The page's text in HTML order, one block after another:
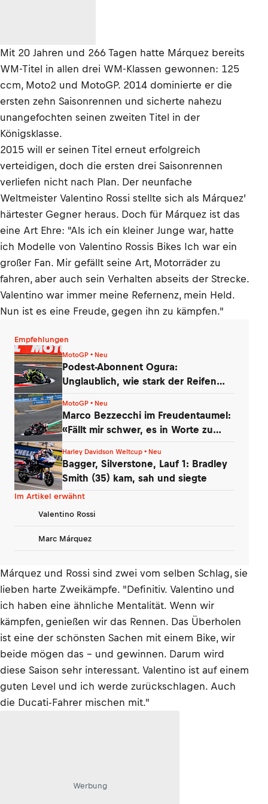
Mit 20 Jahren und 266 Tagen hatte Márquez bereits
WM-Titel in allen drei WM-Klassen gewonnen: 125
ccm, Moto2 und MotoGP. 2014 dominierte er die
ersten zehn Saisonrennen und sicherte nahezu
unangefochten seinen zweiten Titel in der
Königsklasse.
2015 will er seinen Titel erneut erfolgreich
verteidigen, doch die ersten drei Saisonrennen
verliefen nicht nach Plan. Der neunfache
Weltmeister Valentino Rossi stellte sich als Márquez’
härtester Gegner heraus. Doch für Márquez ist das
eine Art Ehre: "Als ich ein kleiner Junge war, hatte
ich Modelle von Valentino Rossis Bikes Ich war ein
großer Fan. Mir gefällt seine Art, Motorräder zu
fahren, aber auch sein Verhalten abseits der Strecke.
Valentino war immer meine Refernenz, mein Held.
Nun ist es eine Freude, gegen ihn zu kämpfen."
Empfehlungen
MotoGP • Neu
Podest-Abonnent Ogura:
Unglaublich, wie stark der Reifen
MotoGP • Neu
Marco Bezzecchi im Freudentaumel:
«Fällt mir schwer, es in Worte zu
Harley Davidson Weltcup • Neu
Bagger, Silverstone, Lauf 1: Bradley
Smith (35) kam, sah und siegte
Im Artikel erwähnt
Valentino Rossi
Marc Márquez
Márquez und Rossi sind zwei vom selben Schlag, sie
lieben harte Zweikämpfe. "Definitiv. Valentino und
ich haben eine ähnliche Mentalität. Wenn wir
kämpfen, genießen wir das Rennen. Das Überholen
ist eine der schönsten Sachen mit einem Bike, wir
beide mögen das – und gewinnen. Darum wird
diese Saison sehr interessant. Valentino ist auf einem
guten Level und ich werde zurückschlagen. Auch
die Ducati-Fahrer mischen mit."
Werbung